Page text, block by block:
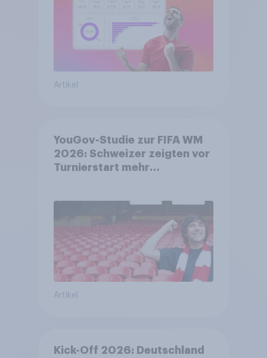
Artikel
YouGov-Studie zur FIFA WM
2026: Schweizer zeigten vor
Turnierstart mehr
Artikel
Kick-Off 2026: Deutschland